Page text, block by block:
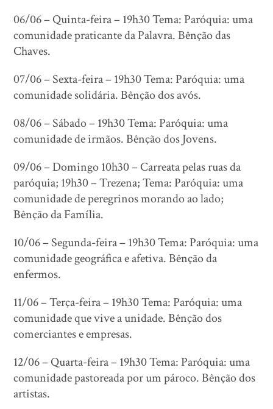
06/06 – Quinta-feira – 19h30 Tema: Paróquia: uma
comunidade praticante da Palavra. Bênção das
Chaves.
07/06 – Sexta-feira – 19h30 Tema: Paróquia: uma
comunidade solidária. Bênção dos avós.
08/06 – Sábado – 19h30 Tema: Paróquia: uma
comunidade de irmãos. Bênção dos Jovens.
09/06 – Domingo 10h30 – Carreata pelas ruas da
paróquia; 19h30 – Trezena; Tema: Paróquia: uma
comunidade de peregrinos morando ao lado;
Bênção da Família.
10/06 – Segunda-feira – 19h30 Tema: Paróquia: uma
comunidade geográfica e afetiva. Bênção da
enfermos.
11/06 – Terça-feira – 19h30 Tema: Paróquia: uma
comunidade que vive a unidade. Bênção dos
comerciantes e empresas.
12/06 – Quarta-feira – 19h30 Tema: Paróquia: uma
comunidade pastoreada por um pároco. Bênção dos
artistas.